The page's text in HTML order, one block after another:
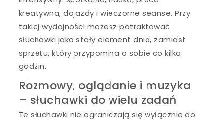
kreatywna, dojazdy i wieczorne seanse. Przy
takiej wydajności możesz potraktować
słuchawki jako stały element dnia, zamiast
sprzętu, który przypomina o sobie co kilka
godzin.
Rozmowy, oglądanie i muzyka
– słuchawki do wielu zadań
Te słuchawki nie ograniczają się wyłącznie do